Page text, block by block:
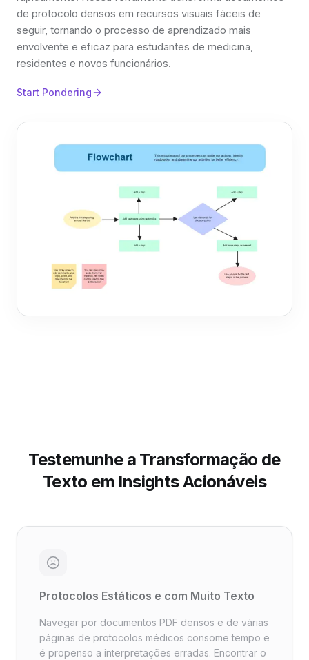
de protocolo densos em recursos visuais fáceis de
seguir, tornando o processo de aprendizado mais
envolvente e eficaz para estudantes de medicina,
residentes e novos funcionários.
Start Pondering
Testemunhe a Transformação de
Texto em Insights Acionáveis
Protocolos Estáticos e com Muito Texto
Navegar por documentos PDF densos e de várias
páginas de protocolos médicos consome tempo e
é propenso a interpretações erradas. Encontrar o